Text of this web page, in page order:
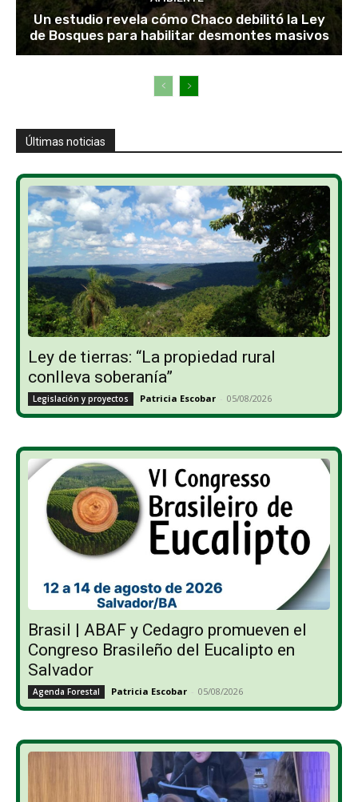
Un estudio revela cómo Chaco debilitó la Ley
de Bosques para habilitar desmontes masivos
Últimas noticias
Ley de tierras: “La propiedad rural
conlleva soberanía”
Legislación y proyectos Patricia Escobar - 05/08/2026
Brasil | ABAF y Cedagro promueven el
Congreso Brasileño del Eucalipto en
Salvador
Agenda Forestal Patricia Escobar - 05/08/2026